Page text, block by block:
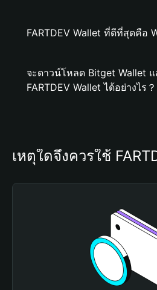
FARTDEV Wallet ที่ดีที่สุดคือ
จะดาวน์โหลด Bitget Wallet แ
FARTDEV Wallet ได้อย่างไร？
เหตุใดจึงควรใช้